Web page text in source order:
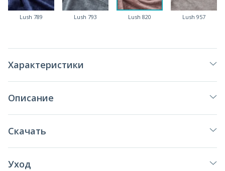
Lush 789 Lush 793 Lush 820 Lush 957
Характеристики
Описание
Скачать
Уход